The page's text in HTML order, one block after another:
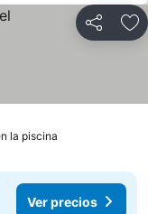
Compartir
la piscina
Ver precios